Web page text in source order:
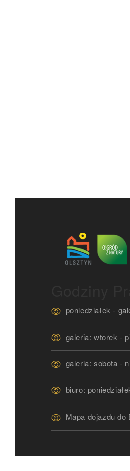
poniedziałek -
galeria: wtorek -
galeria: sobota -
biuro:
Mapa dojazdu do